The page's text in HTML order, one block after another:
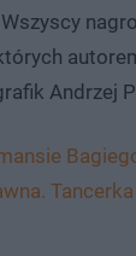
Andrzej